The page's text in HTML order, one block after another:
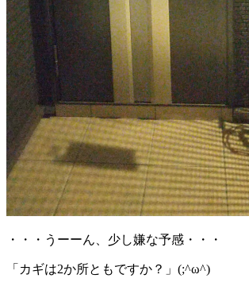
・・・うーーん、少し嫌な予感・・・
「カギは2か所ともですか？」(;^ω^)